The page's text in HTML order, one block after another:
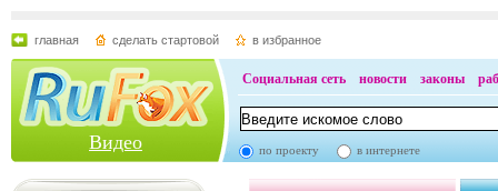
главная сделать стартовой в избранное
Видео
Социальная сеть новости законы
по проекту в интернете